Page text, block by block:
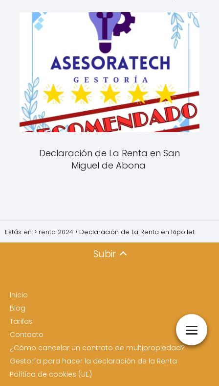
Declaración de La Renta en San
Miguel de Abona
Estás en: renta 2024 Declaración de La Renta en Ripollet
Subir
Inicio
Blog
Tarifas
Contacto
¿Cómo cancelar un contrato de multipropiedad?
Gestoría para hacer la declaración de la Renta
Política de cookies (UE)